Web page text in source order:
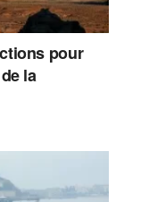
pour
la